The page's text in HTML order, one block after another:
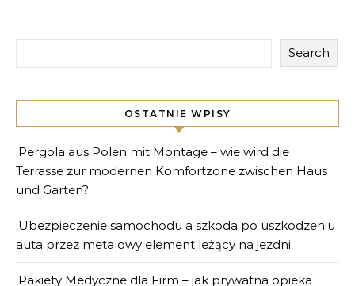
Search
OSTATNIE WPISY
Pergola aus Polen mit Montage – wie wird die
Terrasse zur modernen Komfortzone zwischen Haus
und Garten?
Ubezpieczenie samochodu a szkoda po uszkodzeniu
auta przez metalowy element leżący na jezdni
Pakiety Medyczne dla Firm – jak prywatna opieka